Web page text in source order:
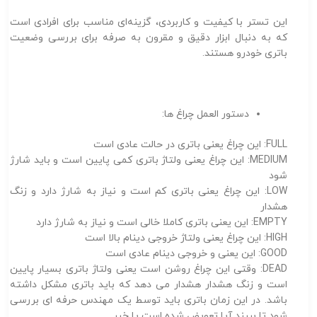
این تستر با کیفیت و کاربردی، گزینه‌ای مناسب برای افرادی است
که به دنبال ابزار دقیق و مقرون به صرفه برای بررسی وضعیت
باتری خودرو هستند.
دستور العمل چراغ ها:
FULL: این چراغ یعنی باتری در حالت عادی است
MEDIUM: این چراغ یعنی ولتاژ باتری کمی پایین است و باید شارژ
شود
LOW: این چراغ یعنی باتری کم است و نیاز به شارژ دارد و زنگ
هشدار
EMPTY: این یعنی باتری کاملا خالی است و نیاز به شارژ دارد
HIGH: این چراغ یعنی ولتاژ خروجی دینام بالا است
GOOD: این یعنی و خروجی دینام عادی است
DEAD: وقتی این چراغ روشن است یعنی ولتاژ باتری بسیار پایین
است و زنگ هشدار هشدار می دهد که باید باتری مشکل داشته
باشد. در این زمان باتری باید توسط یک مهندس حرفه ای بررسی